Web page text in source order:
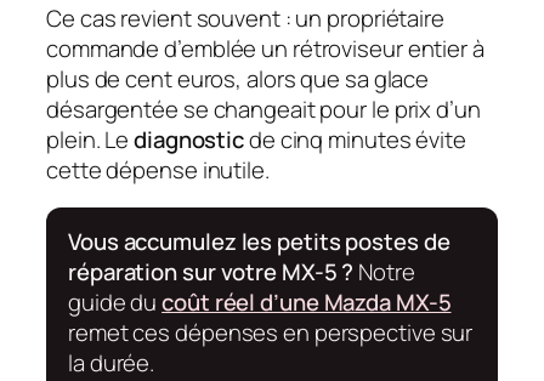
Ce cas revient souvent : un propriétaire
commande d’emblée un rétroviseur entier à
plus de cent euros, alors que sa glace
désargentée se changeait pour le prix d’un
plein. Lediagnosticde cinq minutes évite
cette dépense inutile.
Vous accumulez les petits postes de
réparation sur votre MX-5 ? Notre
guide ducoût réel d’une Mazda MX-5
remet ces dépenses en perspective sur
la durée.